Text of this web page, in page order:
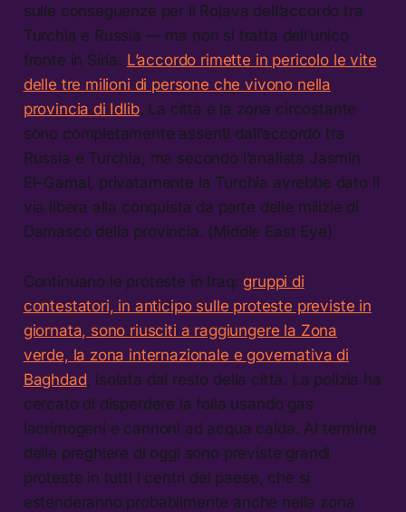
sulle conseguenze per il Rojava dell’accordo tra
Turchia e Russia — ma non si tratta dell’unico
fronte in Siria. L’accordo rimette in pericolo le vite
delle tre milioni di persone che vivono nella
provincia di Idlib. La città e la zona circostante
sono completamente assenti dall’accordo tra
Russia e Turchia, ma secondo l’analista Jasmin
El–Gamal, privatamente la Turchia avrebbe dato il
via libera alla conquista da parte delle milizie di
Damasco della provincia. (Middle East Eye)
Continuano le proteste in Iraq: gruppi di
contestatori, in anticipo sulle proteste previste in
giornata, sono riusciti a raggiungere la Zona
verde, la zona internazionale e governativa di
Baghdad , isolata dal resto della città. La polizia ha
cercato di disperdere la folla usando gas
lacrimogeni e cannoni ad acqua calda. Al termine
delle preghiere di oggi sono previste grandi
proteste in tutti i centri del paese, che si
estenderanno probabilmente anche nella zona